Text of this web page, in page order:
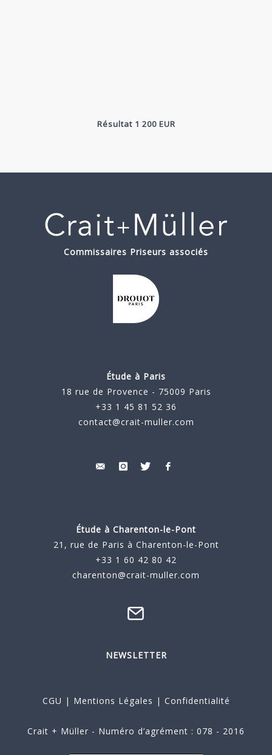
Résultat 1 200 EUR
Commissaires Priseurs associés
Étude à Paris
18 rue de Provence - 75009 Paris
+33 1 45 81 52 36
contact@crait-muller.com
Étude à Charenton-le-Pont
21, rue de Paris à Charenton-le-Pont
+33 1 60 42 80 42
charenton@crait-muller.com
NEWSLETTER
CGU | Mentions Légales | Confidentialité
Crait + Müller - Numéro d’agrément : 078 - 2016